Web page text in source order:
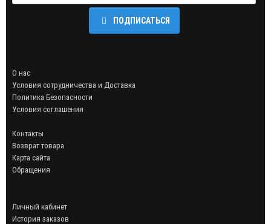
ПОДПИСАТЬСЯ
О нас
Условия сотрудничества и Доставка
Политика Безопасности
Условия соглашения
Контакты
Возврат товара
Карта сайта
Обращения
Личный кабинет
История заказов